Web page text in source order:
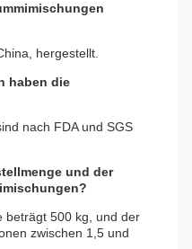
hergestellt.
haben die
nach FDA und SGS
und der
beträgt 500 kg, und der
zwischen 1,5 und